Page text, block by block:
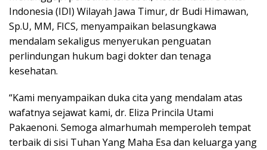
Indonesia (IDI) Wilayah Jawa Timur, dr Budi Himawan,
Sp.U, MM, FICS, menyampaikan belasungkawa
mendalam sekaligus menyerukan penguatan
perlindungan hukum bagi dokter dan tenaga
kesehatan.
“Kami menyampaikan duka cita yang mendalam atas
wafatnya sejawat kami, dr. Eliza Princila Utami
Pakaenoni. Semoga almarhumah memperoleh tempat
terbaik di sisi Tuhan Yang Maha Esa dan keluarga yang